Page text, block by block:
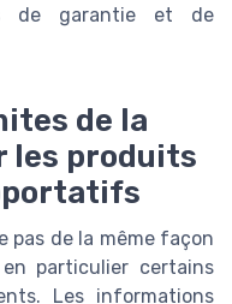
de garantie et de
de la
les produits
pas de la même façon
particulier certains
Les informations